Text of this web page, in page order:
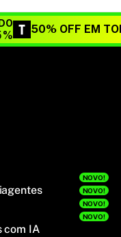
50% OFF EM
NOVO!
NOVO!
NOVO!
NOVO!
com IA